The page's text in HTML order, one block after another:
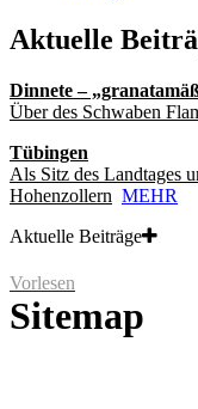
Aktuelle
Dinnete –
Über des Schwaben
Tübingen
Als Sitz des Landtages
Hohenzollern MEHR
Aktuelle Beiträge
Vorlesen
Sitemap